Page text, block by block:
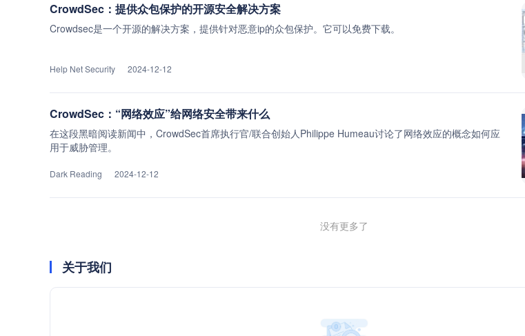
CrowdSec：提供众包保护的开源安全解决方案
Crowdsec是一个开源的解决方案，提供针对恶意ip的众包保护。它可以免费下载。
Help Net Security 2024-12-12
CrowdSec：“网络效应”给网络安全带来什么
在这段黑暗阅读新闻中，CrowdSec首席执行官/联合创始人Philippe Humeau讨论了网络效应的概念如何应
用于威胁管理。
Dark Reading 2024-12-12
没有更多了
关于我们